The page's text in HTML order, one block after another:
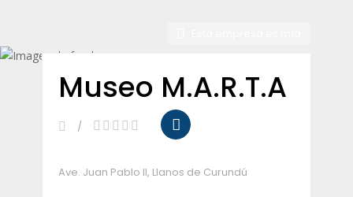
Museo M.A.R.T.A
Ave. Juan Pablo II, Llanos de Curundú